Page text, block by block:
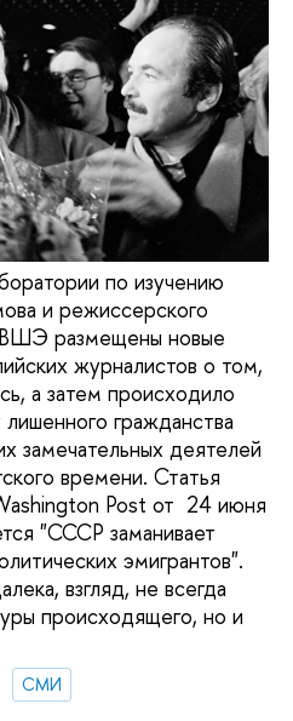
по изучению
и режиссерского
размещены новые
журналистов о том,
а затем происходило
гражданства
деятелей
времени. Статья
Post от 24 июня
"СССР заманивает
эмигрантов".
взгляд, не всегда
происходящего, но и
СМИ